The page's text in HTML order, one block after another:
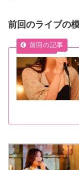
前回のライブの